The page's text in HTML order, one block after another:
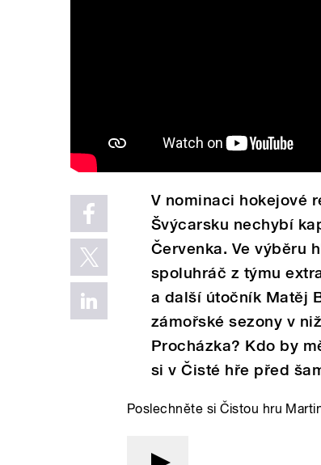
V nominaci hokejové
Švýcarsku nechybí
Červenka. Ve výběru
spoluhráč z týmu
a další útočník Matěj
zámořské sezony v
Procházka? Kdo by
si v Čisté hře před
Poslechněte si Čistou hru